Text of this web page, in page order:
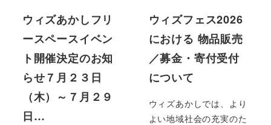
ウィズあかしフリ
ースペースイベン
ト開催決定のお知
らせ７月２３日
（木）～７月２９
日…
ウィズフェス2026
における 物品販売
／募金・寄付受付
について
ウィズあかしでは、より
よい地域社会の充実のた